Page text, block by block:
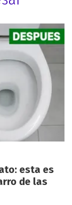
esta es
de las